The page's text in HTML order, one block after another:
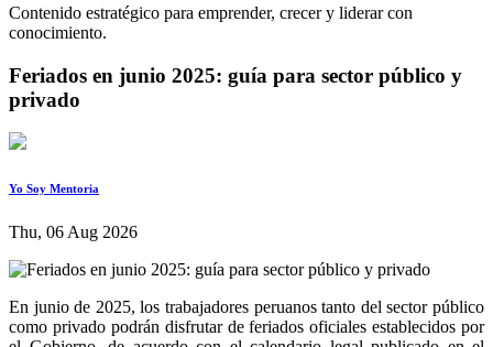
Contenido estratégico para emprender, crecer y liderar con
conocimiento.
Feriados en junio 2025: guía para sector público y
privado
Yo Soy Mentoria
Thu, 06 Aug 2026
En junio de 2025, los trabajadores peruanos tanto del sector público
como privado podrán disfrutar de feriados oficiales establecidos por